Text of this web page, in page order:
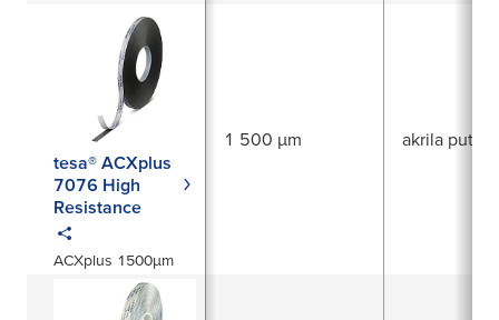
tesa® ACXplus
7076 High
Resistance
ACXplus 1500µm
1 500 µm akrila putas